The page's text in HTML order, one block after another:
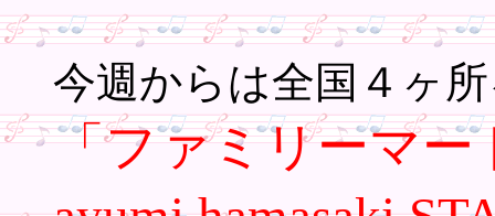
今週からは全国４ヶ
「ファミリーマー